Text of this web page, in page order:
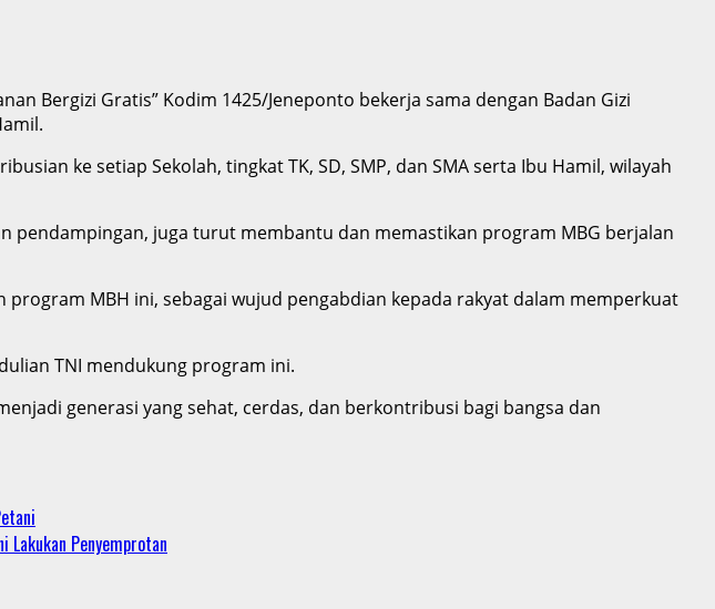
Bergizi Gratis” Kodim 1425/Jeneponto bekerja sama dengan Badan Gizi
ke setiap Sekolah, tingkat TK, SD, SMP, dan SMA serta Ibu Hamil, wilayah
pendampingan, juga turut membantu dan memastikan program MBG berjalan
MBH ini, sebagai wujud pengabdian kepada rakyat dalam memperkuat
TNI mendukung program ini.
generasi yang sehat, cerdas, dan berkontribusi bagi bangsa dan
Lakukan Penyemprotan